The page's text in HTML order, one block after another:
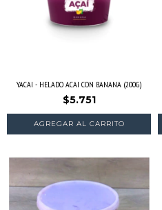
YACAI - HELADO ACAI CON BANANA (200G)
$5.751